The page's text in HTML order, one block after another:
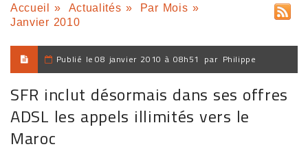
Accueil » Actualités » Par Mois »
Janvier 2010
Publié le 08 janvier 2010 à 08h51 par Philippe
SFR inclut désormais dans ses offres
ADSL les appels illimités vers le
Maroc